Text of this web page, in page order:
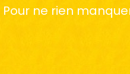
Pour ne rien